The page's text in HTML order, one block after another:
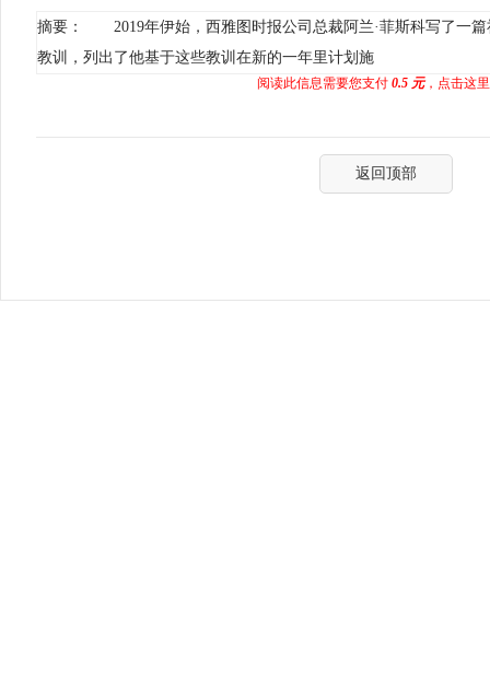
摘要： 2019年伊始，西雅图时报公司总裁阿兰·菲斯科写了一篇
教训，列出了他基于这些教训在新的一年里计划施
阅读此信息需要您支付 0.5 元，点击这
返回顶部